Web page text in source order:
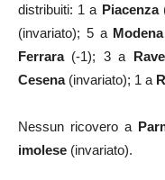
distribuiti: 1 a Piacenza
(invariato); 5 a Modena
Ferrara (-1); 3 a
Cesena(invariato); 1 a
Nessun ricovero a
imolese (invariato).